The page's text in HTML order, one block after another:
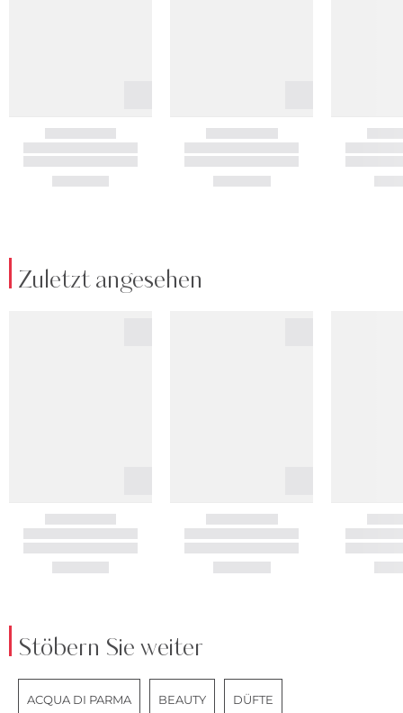
Zuletzt angesehen
Stöbern Sie weiter
ACQUA DI PARMA BEAUTY DÜFTE